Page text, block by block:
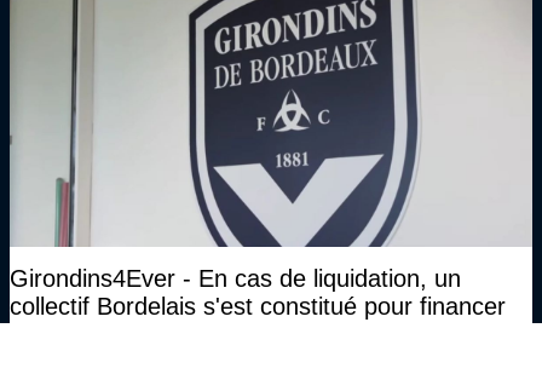
Girondins4Ever - En cas de liquidation, un
collectif Bordelais s'est constitué pour financer